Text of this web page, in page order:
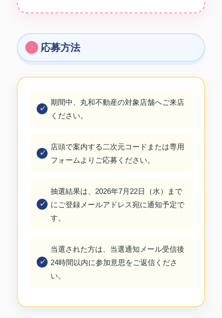
応募方法
期間中、丸和不動産の対象店舗へご来店
ください。
店頭で案内する二次元コードまたは専用
フォームよりご応募ください。
抽選結果は、2026年7月22日（水）まで
にご登録メールアドレス宛に通知予定で
す。
当選された方は、当選通知メール受信後
24時間以内に参加意思をご返信くださ
い。